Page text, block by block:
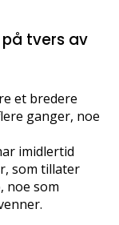
på tvers av
et bredere
ganger, noe
imidlertid
som tillater
noe som